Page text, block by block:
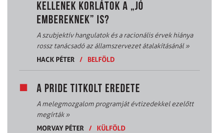
KELLENEK KORLÁTOK A „JÓ
EMBEREKNEK” IS?
A szubjektív hangulatok és a racionális érvek hiánya
rossz tanácsadó az államszervezet átalakításánál»
HACK PÉTER
/ BELFÖLD
A PRIDE TITKOLT EREDETE
A melegmozgalom programját évtizedekkel ezelőtt
megírták»
MORVAY PÉTER
/ KÜLFÖLD